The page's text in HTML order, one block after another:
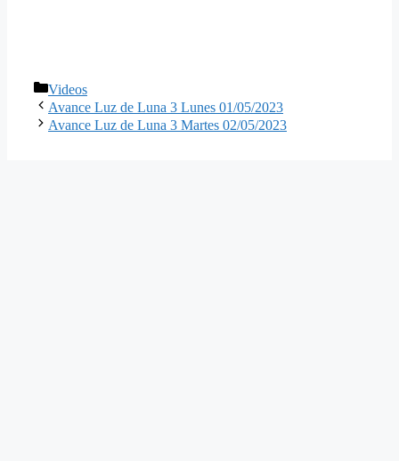
Categorías
Videos
Avance Luz de Luna 3 Lunes 01/05/2023
Avance Luz de Luna 3 Martes 02/05/2023